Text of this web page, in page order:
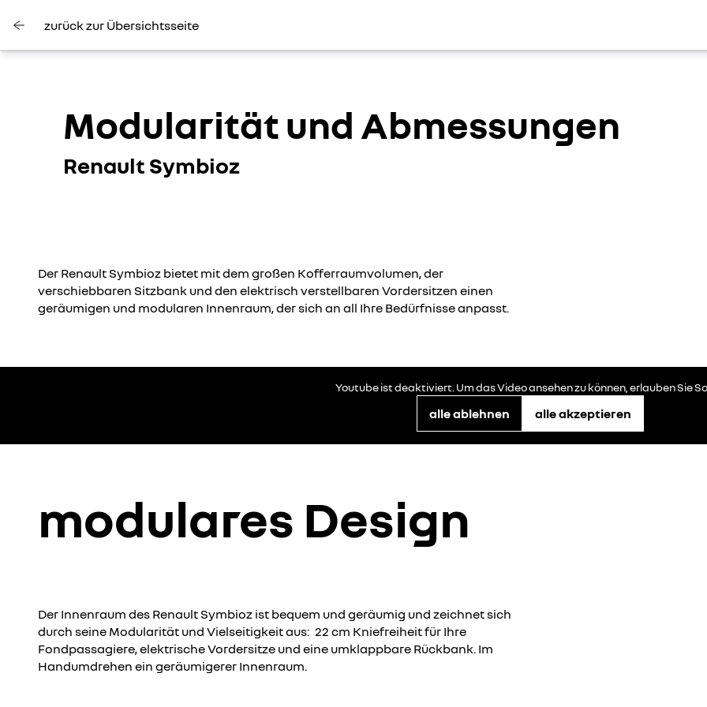
zurück zur Übersichtsseite
Modularität und Abmessungen
Renault Symbioz
Der Renault Symbioz bietet mit dem großen Kofferraumvolumen, der
verschiebbaren Sitzbank und den elektrisch verstellbaren Vordersitzen einen
geräumigen und modularen Innenraum, der sich an all Ihre Bedürfnisse anpasst.
Youtube ist deaktiviert. Um das Video ansehen zu können, erlauben Sie
alle ablehnen alle akzeptieren
modulares Design
Der Innenraum des Renault Symbioz ist bequem und geräumig und zeichnet sich
durch seine Modularität und Vielseitigkeit aus: 22 cm Kniefreiheit für Ihre
Fondpassagiere, elektrische Vordersitze und eine umklappbare Rückbank. Im
Handumdrehen ein geräumigerer Innenraum.